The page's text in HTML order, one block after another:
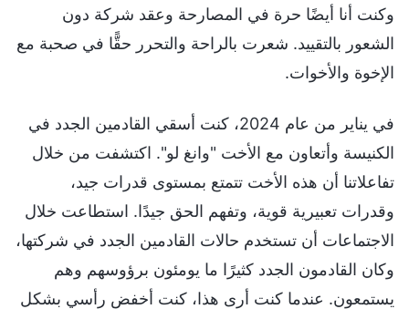
وكنت أنا أيضًا حرة في المصارحة وعقد شركة دون
الشعور بالتقييد. شعرت بالراحة والتحرر حقًّا في صحبة مع
الإخوة والأخوات.
في يناير من عام 2024، كنت أسقي القادمين الجدد في
الكنيسة وأتعاون مع الأخت "وانغ لو". اكتشفت من خلال
تفاعلاتنا أن هذه الأخت تتمتع بمستوى قدرات جيد،
وقدرات تعبيرية قوية، وتفهم الحق جيدًا. استطاعت خلال
الاجتماعات أن تستخدم حالات القادمين الجدد في شركتها،
وكان القادمون الجدد كثيرًا ما يومئون برؤوسهم وهم
يستمعون. عندما كنت أرى هذا، كنت أخفض رأسي بشكل